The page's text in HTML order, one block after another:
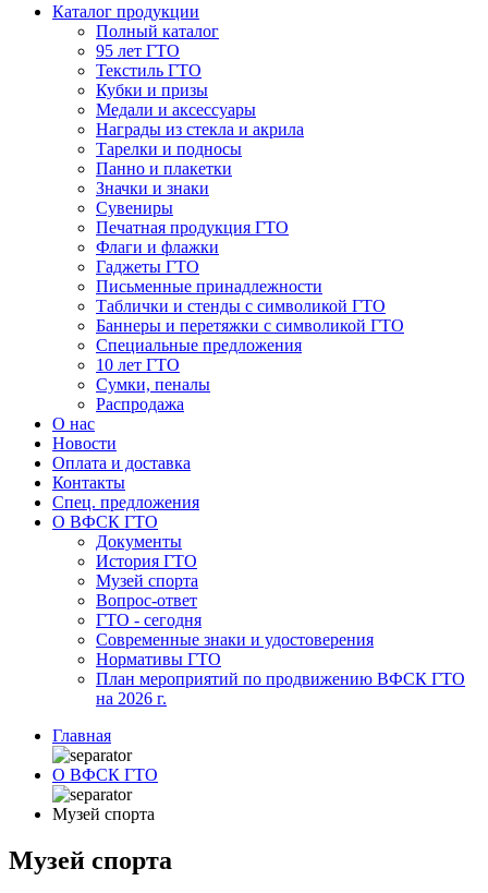
Каталог продукции
Полный каталог
95 лет ГТО
Текстиль ГТО
Кубки и призы
Медали и аксессуары
Награды из стекла и акрила
Тарелки и подносы
Панно и плакетки
Значки и знаки
Сувениры
Печатная продукция ГТО
Флаги и флажки
Гаджеты ГТО
Письменные принадлежности
Таблички и стенды с символикой ГТО
Баннеры и перетяжки с символикой ГТО
Специальные предложения
10 лет ГТО
Сумки, пеналы
Распродажа
О нас
Новости
Оплата и доставка
Контакты
Спец. предложения
О ВФСК ГТО
Документы
История ГТО
Музей спорта
Вопрос-ответ
ГТО - сегодня
Современные знаки и удостоверения
Нормативы ГТО
План мероприятий по продвижению ВФСК ГТО
на 2026 г.
Главная
О ВФСК ГТО
Музей спорта
Музей спорта